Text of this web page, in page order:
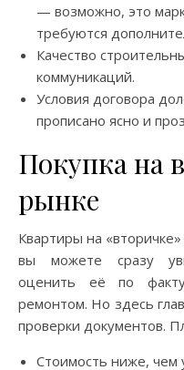
— возможно, это
требуются
Качество
коммуникаций.
Условия договора
прописано ясно и
Покупка на
рынке
Квартиры на
вы можете сразу
оценить её по
ремонтом. Но здесь
проверки документов.
Стоимость ниже, чем